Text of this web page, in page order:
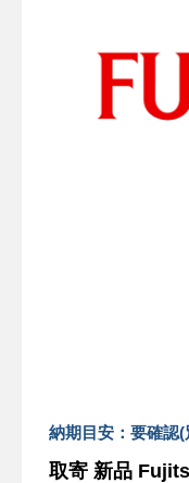
納期目安：要確認
取寄 新品